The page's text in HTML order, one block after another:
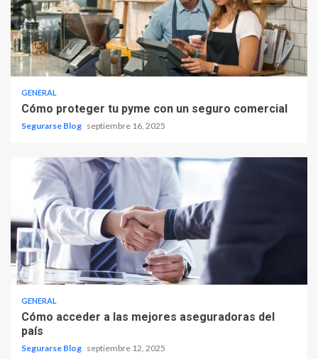
GENERAL
Cómo proteger tu pyme con un seguro comercial
Segurarse Blog septiembre 16, 2025
GENERAL
Cómo acceder a las mejores aseguradoras del
país
Segurarse Blog septiembre 12, 2025